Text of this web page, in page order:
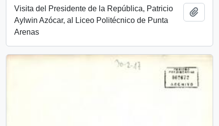
Visita del Presidente de la República, Patricio
Aylwin Azócar, al Liceo Politécnico de Punta
Arenas